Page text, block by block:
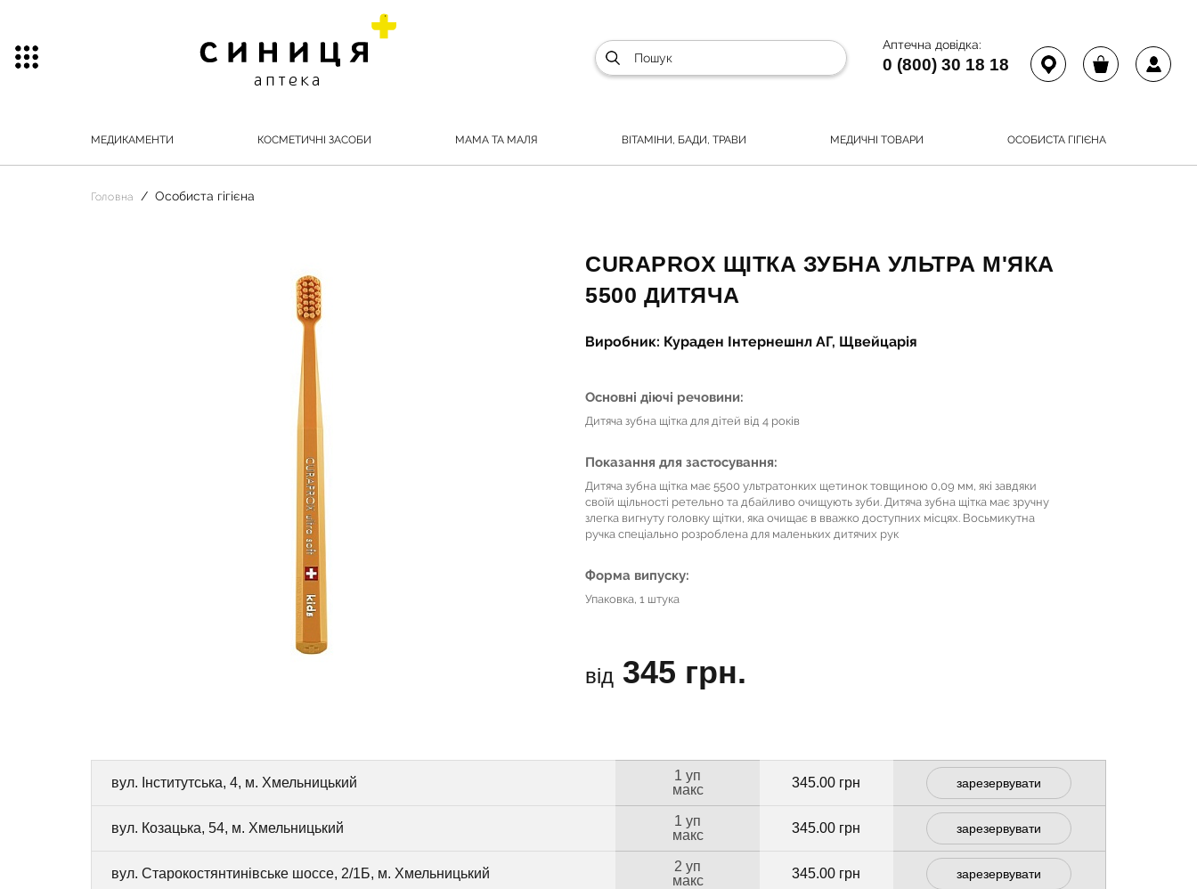
Аптечна довідка:
0 (800) 30 18 18
МЕДИКАМЕНТИ КОСМЕТИЧНІ ЗАСОБИ МАМА ТА МАЛЯ ВІТАМІНИ, БАДИ, ТРАВИ МЕДИЧНІ ТОВАРИ ОСОБИСТА ГІГІЄНА
Головна Особиста гігієна
CURAPROX ЩІТКА ЗУБНА УЛЬТРА М'ЯКА
5500 ДИТЯЧА
Виробник: Кураден Інтернешнл АГ, Щвейцарія
Основні діючі речовини:
Дитяча зубна щітка для дітей від 4 років
Показання для застосування:
Дитяча зубна щітка має 5500 ультратонких щетинок товщиною 0,09 мм, які завдяки
своїй щільності ретельно та дбайливо очищують зуби. Дитяча зубна щітка має зручну
злегка вигнуту головку щітки, яка очищає в вважко доступних місцях. Восьмикутна
ручка спеціально розроблена для маленьких дитячих рук
Форма випуску:
Упаковка, 1 штука
від 345 грн.
вул. Інститутська, 4, м. Хмельницький
1 уп
макс
345.00 грн зарезервувати
вул. Козацька, 54, м. Хмельницький
1 уп
макс
345.00 грн зарезервувати
вул. Старокостянтинівське шоссе, 2/1Б, м. Хмельницький
2 уп
макс
345.00 грн зарезервувати